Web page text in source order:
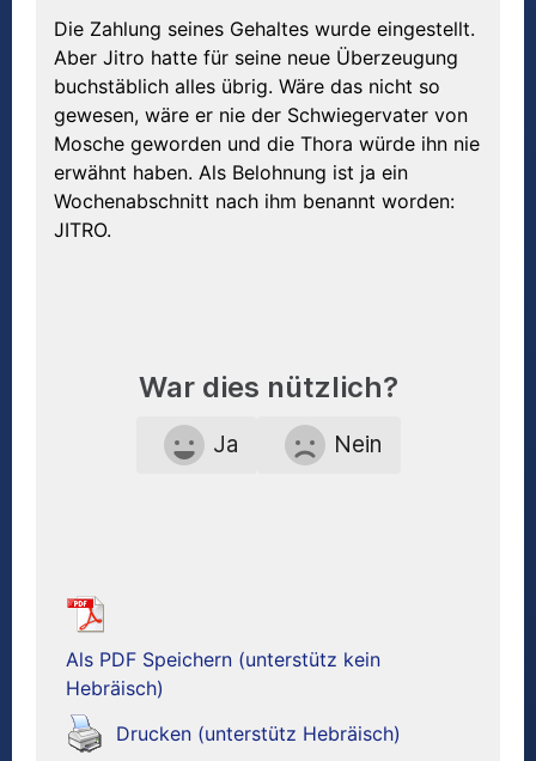
Die Zahlung seines Gehaltes wurde eingestellt.
Aber Jitro hatte für seine neue Überzeugung
buchstäblich alles übrig. Wäre das nicht so
gewesen, wäre er nie der Schwiegervater von
Mosche geworden und die Thora würde ihn nie
erwähnt haben. Als Belohnung ist ja ein
Wochenabschnitt nach ihm benannt worden:
JITRO.
War dies nützlich?
Ja Nein
Als PDF Speichern (unterstütz kein
Hebräisch)
Drucken (unterstütz Hebräisch)